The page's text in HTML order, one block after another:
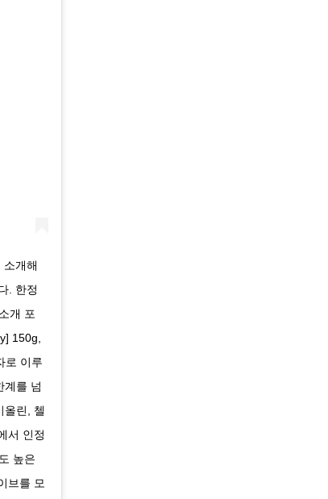
개해
. 한정
개 포
150g,
로 이루
계를 넘
올린, 첼
서 인정
높은
브를 모